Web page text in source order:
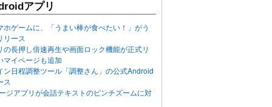
アプリ
ホゲームに、「うまい棒が食べたい！」がう
リース
の長押し倍速再生や画面ロック機能が正式リ
マイページも追加
ン日程調整ツール「調整さん」の公式Android
ス
ジアプリが会話テキストのピンチズームに対